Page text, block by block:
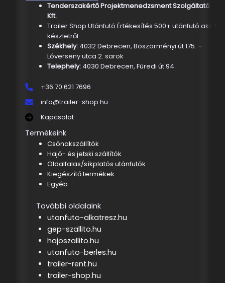
Tenderszakértő Projektmenedzsment Szolgáltató
Kft.
Trailer Shop Utánfutó Értékesítés 500+ utánfutó akár
készletről
Székhely: 4032 Debrecen, Böszörményi út 175. –
Lóverseny utca 2. sarok
Telephely:4030 Debrecen, Füredi út 94.
+36 70 621 7696
info@trailer-shop.hu
Kapcsolat
Termékeink
Csónakszállítók
Hajó- és jetski szállítók
Oldalfalas/síkplatós utánfutók
Kiegészítő termékek
Egyéb
További oldalaink
utanfuto-alkatresz.hu
gep-szallito.hu
hajoszallito.hu
utanfuto-berles.hu
trailer-rent.hu
trailer-shop.hu